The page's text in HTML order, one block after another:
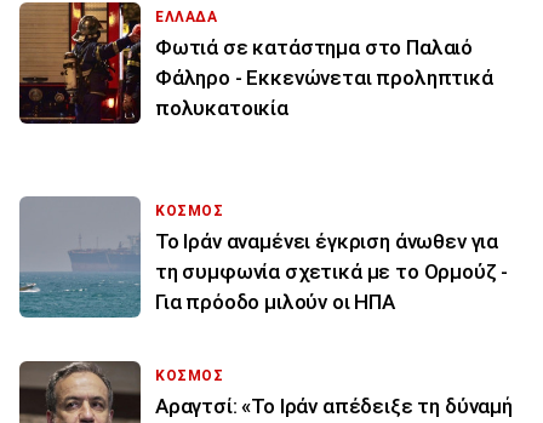
ΕΛΛΑΔΑ
Φωτιά σε κατάστημα στο Παλαιό
Φάληρο - Εκκενώνεται προληπτικά
πολυκατοικία
ΚΟΣΜΟΣ
Το Ιράν αναμένει έγκριση άνωθεν για
τη συμφωνία σχετικά με το Ορμούζ -
Για πρόοδο μιλούν οι ΗΠΑ
ΚΟΣΜΟΣ
Αραγτσί: «Το Ιράν απέδειξε τη δύναμή